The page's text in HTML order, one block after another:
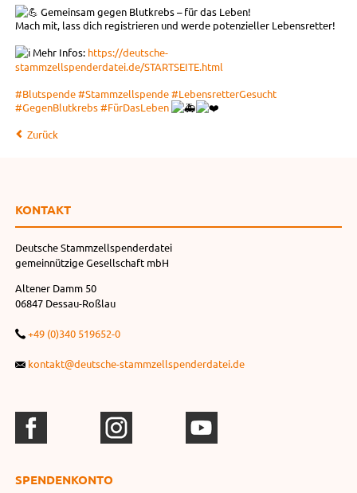
Gemeinsam gegen Blutkrebs – für das Leben!
Mach mit, lass dich registrieren und werde potenzieller Lebensretter!
Mehr Infos: https://deutsche-
stammzellspenderdatei.de/STARTSEITE.html
#Blutspende#Stammzellspende#LebensretterGesucht
#GegenBlutkrebs#FürDasLeben
Zurück
KONTAKT
Deutsche Stammzellspenderdatei
gemeinnützige Gesellschaft mbH
Altener Damm 50
06847 Dessau-Roßlau
+49 (0)340 519652-0
kontakt@deutsche-stammzellspenderdatei.de
SPENDEN­KONTO